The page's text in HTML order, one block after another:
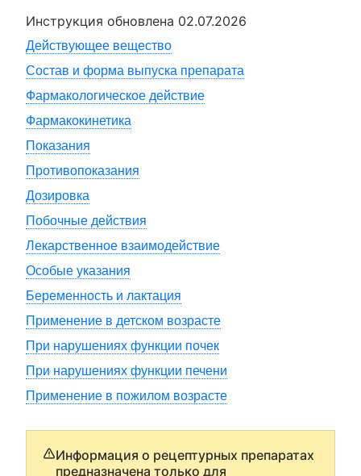
Инструкция обновлена 02.07.2026
Действующее вещество
Состав и форма выпуска препарата
Фармакологическое действие
Фармакокинетика
Показания
Противопоказания
Дозировка
Побочные действия
Лекарственное взаимодействие
Особые указания
Беременность и лактация
Применение в детском возрасте
При нарушениях функции почек
При нарушениях функции печени
Применение в пожилом возрасте
Информация о рецептурных препаратах
предназначена только для